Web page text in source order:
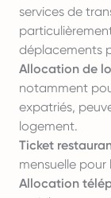
services de
déplacements
Allocation de
notamment
expatriés,
logement.
Ticket
mensuelle
Allocation